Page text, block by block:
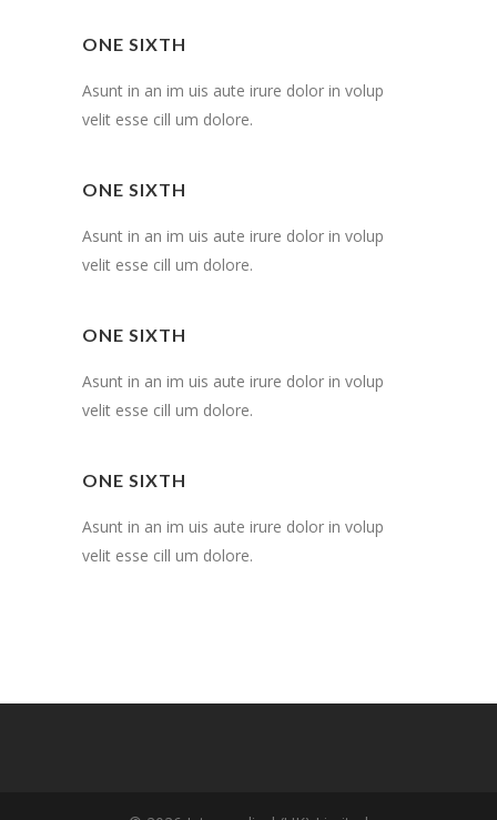
ONE SIXTH
Asunt in an im uis aute irure dolor in volup
velit esse cill um dolore.
ONE SIXTH
Asunt in an im uis aute irure dolor in volup
velit esse cill um dolore.
ONE SIXTH
Asunt in an im uis aute irure dolor in volup
velit esse cill um dolore.
ONE SIXTH
Asunt in an im uis aute irure dolor in volup
velit esse cill um dolore.